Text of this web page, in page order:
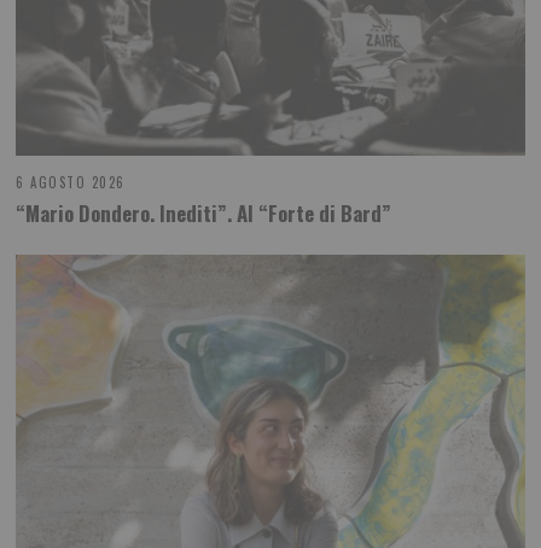
6 AGOSTO 2026
“Mario Dondero. Inediti”. Al “Forte di Bard”